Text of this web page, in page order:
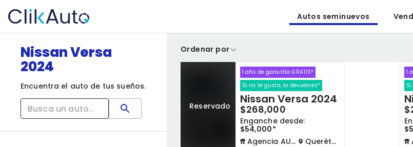
Autos seminuevos
Nissan Versa
2024
Encuentra el auto de tus sueños.
Ordenar por
Reservado
1 año de garantía GRATIS*
Si no te gusta, lo devuelves*
Nissan Versa 2024
$268,000
Enganche desde:
$54,000*
Agencia AUTOCOM
Querétaro
1